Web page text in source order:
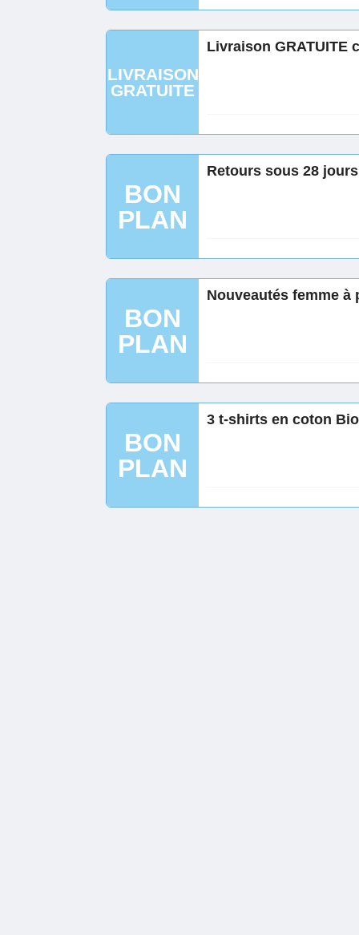
LIVRAISON
GRATUITE
Livraison GRATUITE
BON
PLAN
Retours sous 28
BON
PLAN
Nouveautés femme à
BON
PLAN
3 t-shirts en coton